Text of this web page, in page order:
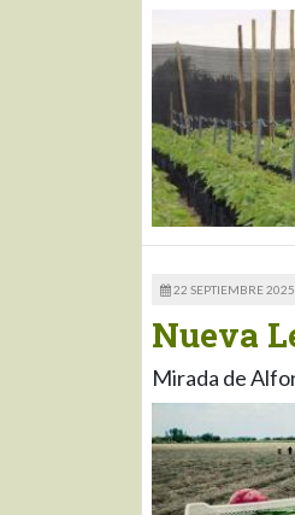
22 SEPTIEMBRE
Nueva
Mirada de